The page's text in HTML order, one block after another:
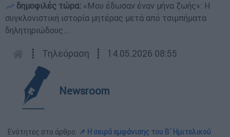
δημοφιλές τώρα: «Μου έδωσαν έναν μήνα ζωής»: Η
συγκλονιστική ιστορία μητέρας μετά από τσιμπήματα
δηλητηριώδους...
┋ Τηλεόραση ┋ 14.05.2026 08:55
Newsroom
Ενότητες στο άρθρο: 📌 Η σειρά εμφάνισης του Β΄ Ημιτελικού